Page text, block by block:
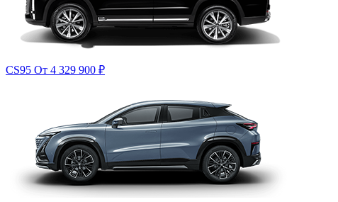
CS95 От 4 329 900 ₽